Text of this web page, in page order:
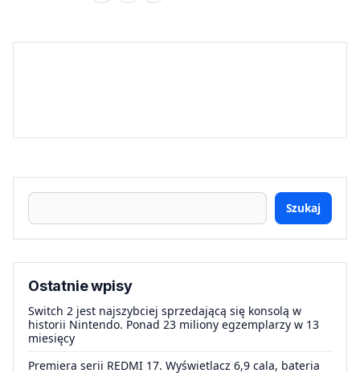
Szukaj
Ostatnie wpisy
Switch 2 jest najszybciej sprzedającą się konsolą w
historii Nintendo. Ponad 23 miliony egzemplarzy w 13
miesięcy
Premiera serii REDMI 17. Wyświetlacz 6,9 cala, bateria